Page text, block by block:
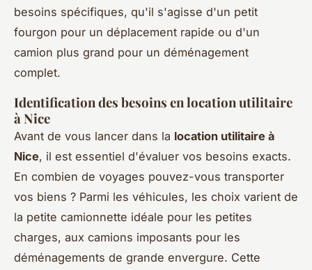
besoins spécifiques, qu'il s'agisse d'un petit
fourgon pour un déplacement rapide ou d'un
camion plus grand pour un déménagement
complet.
Identification des besoins en location utilitaire
à Nice
Avant de vous lancer dans la location utilitaire à
Nice, il est essentiel d'évaluer vos besoins exacts.
En combien de voyages pouvez-vous transporter
vos biens ? Parmi les véhicules, les choix varient de
la petite camionnette idéale pour les petites
charges, aux camions imposants pour les
déménagements de grande envergure. Cette